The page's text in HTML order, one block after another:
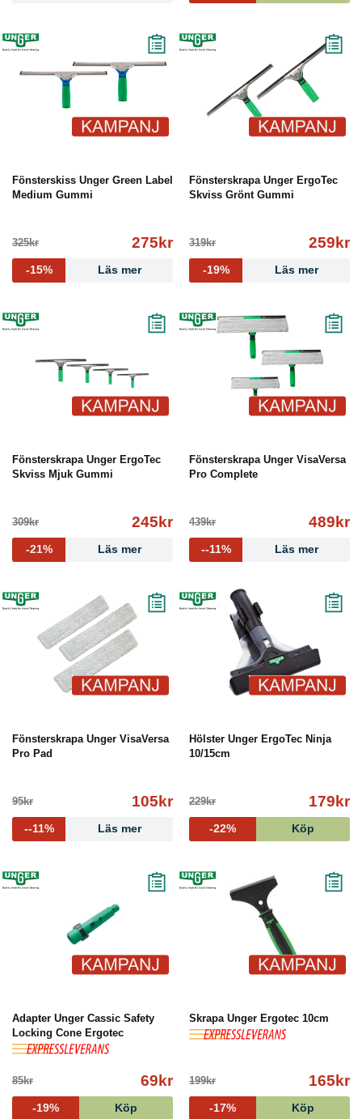
Fönsterskiss Unger Green Label
Medium Gummi
325kr 275kr
-15% Läs mer
Fönsterskrapa Unger ErgoTec
Skviss Grönt Gummi
319kr 259kr
-19% Läs mer
Fönsterskrapa Unger ErgoTec
Skviss Mjuk Gummi
309kr 245kr
-21% Läs mer
Fönsterskrapa Unger VisaVersa
Pro Complete
439kr 489kr
--11% Läs mer
Fönsterskrapa Unger VisaVersa
Pro Pad
95kr 105kr
--11% Läs mer
Hölster Unger ErgoTec Ninja
10/15cm
229kr 179kr
-22% Köp
Adapter Unger Cassic Safety
Locking Cone Ergotec
85kr 69kr
-19% Köp
Skrapa Unger Ergotec 10cm
199kr 165kr
-17% Köp